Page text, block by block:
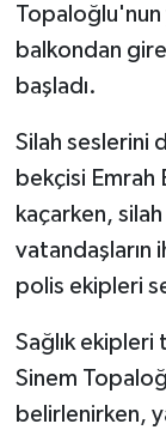
Topaloğlu'nun
balkondan
başladı.
Silah seslerini
bekçisi Emrah
kaçarken,
vatandaşların
polis ekipleri
Sağlık ekipleri
Sinem
belirlenirken,